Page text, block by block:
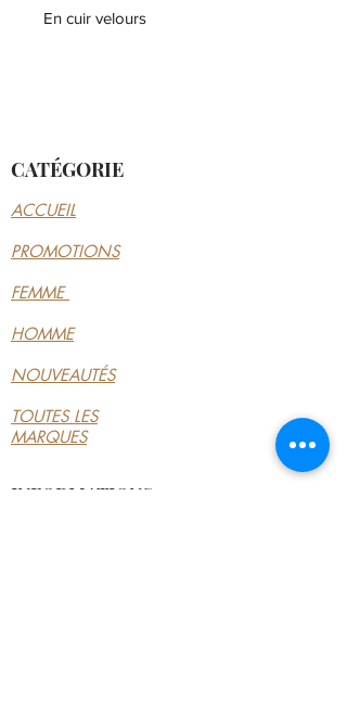
En cuir velours
CATÉGORIE
ACCUEIL
PROMOTIONS
FEMME
HOMME
NOUVEAUTÉS
TOUTES LES
MARQUES
INFORMATIONS